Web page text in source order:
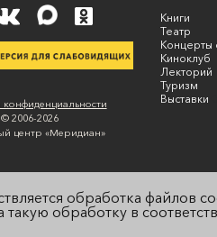
конфиденциальности
2006-2026
центр «Меридиан»
Книги
Театр
Концерты
Киноклуб
Лекторий
Туризм
Выставки
обработка файлов
такую обработку в